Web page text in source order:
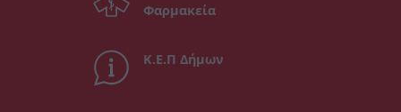
Φαρμακεία
Κ.Ε.Π Δήμων